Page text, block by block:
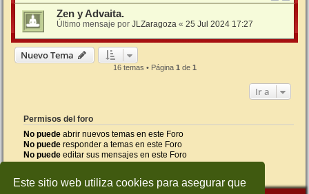
Este sitio web utiliza cookies para asegurar que
Zen y Advaita.
Último mensaje por JLZaragoza « 25 Jul 2024 17:27
Nuevo Tema
16 temas • Página 1 de 1
Ir a
Permisos del foro
No puede abrir nuevos temas en este Foro
No puede responder a temas en este Foro
No puede editar sus mensajes en este Foro